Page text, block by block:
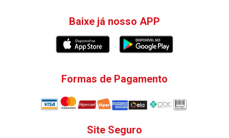
Baixe já nosso APP
Formas de Pagamento
Site Seguro